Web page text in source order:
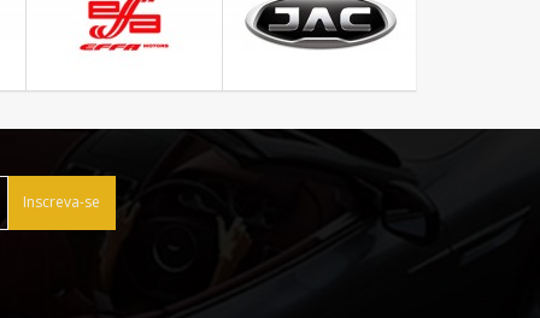
Inscreva-se